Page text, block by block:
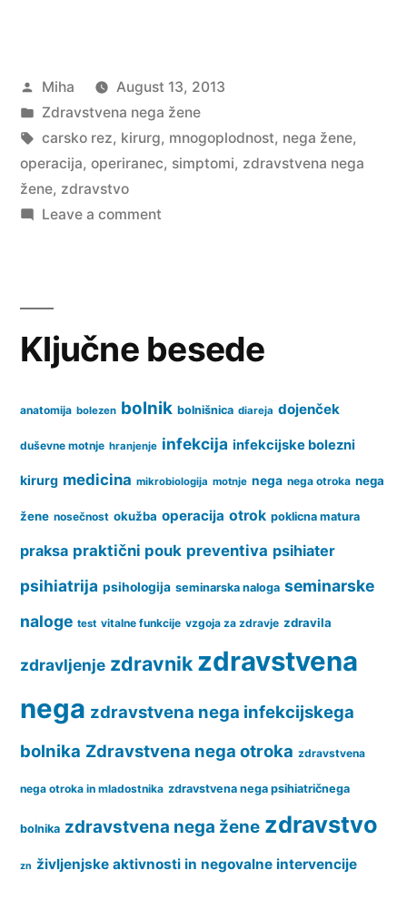
Posted
by
Miha
August 13, 2013
Posted
in
Zdravstvena nega žene
Tags:
carsko rez, kirurg, mnogoplodnost, nega žene,
operacija, operiranec, simptomi, zdravstvena nega
žene, zdravstvo
Leave a commenton
Ključne besede
anatomija bolezen bolnik bolnišnica diareja dojenček
duševne motnje hranjenje infekcija infekcijske bolezni
kirurg medicina mikrobiologija motnje nega nega otroka nega
žene nosečnost okužba operacija otrok poklicna matura
praksa praktični pouk preventiva psihiater
psihiatrija psihologija seminarska naloga seminarske
naloge test vitalne funkcije vzgoja za zdravje zdravila
zdravljenje zdravnik zdravstvena
nega zdravstvena nega infekcijskega
bolnika Zdravstvena nega otroka zdravstvena
nega otroka in mladostnika zdravstvena nega psihiatričnega
bolnika zdravstvena nega žene zdravstvo
zn življenjske aktivnosti in negovalne intervencije